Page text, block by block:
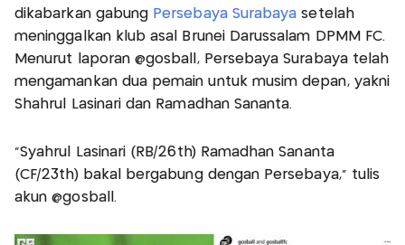
dikabarkan gabung Persebaya Surabaya setelah
meninggalkan klub asal Brunei Darussalam DPMM FC.
Menurut laporan @gosball, Persebaya Surabaya telah
mengamankan dua pemain untuk musim depan, yakni
Shahrul Lasinari dan Ramadhan Sananta.
“Syahrul Lasinari (RB/26th) Ramadhan Sananta
(CF/23th) bakal bergabung dengan Persebaya,” tulis
akun @gosball.